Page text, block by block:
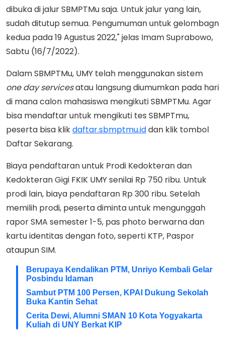
dibuka di jalur SBMPTMu saja. Untuk jalur yang lain,
sudah ditutup semua. Pengumuman untuk gelombagn
kedua pada 19 Agustus 2022," jelas Imam Suprabowo,
Sabtu (16/7/2022).
Dalam SBMPTMu, UMY telah menggunakan sistem
one day servicesatau langsung diumumkan pada hari
di mana calon mahasiswa mengikuti SBMPTMu. Agar
bisa mendaftar untuk mengikuti tes SBMPTmu,
peserta bisa klikdaftar.sbmptmu.iddan klik tombol
Daftar Sekarang.
Biaya pendaftaran untuk Prodi Kedokteran dan
Kedokteran Gigi FKIK UMY senilai Rp 750 ribu. Untuk
prodi lain, biaya pendaftaran Rp 300 ribu. Setelah
memilih prodi, peserta diminta untuk mengunggah
rapor SMA semester 1-5, pas photo berwarna dan
kartu identitas dengan foto, seperti KTP, Paspor
ataupun SIM.
Berupaya Kendalikan PTM, Unriyo Kembali Gelar
Posbindu Idaman
Sambut PTM 100 Persen, KPAI Dukung Sekolah
Buka Kantin Sehat
Cerita Dewi, Alumni SMAN 10 Kota Yogyakarta
Kuliah di UNY Berkat KIP